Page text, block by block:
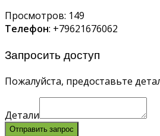
Просмотров: 149
Телефон: +79621676062
Запросить доступ
Пожалуйста, предоставьте
Детали
Отправить запрос